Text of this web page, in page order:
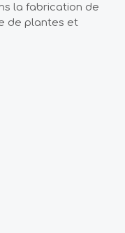
la fabrication de
de plantes et